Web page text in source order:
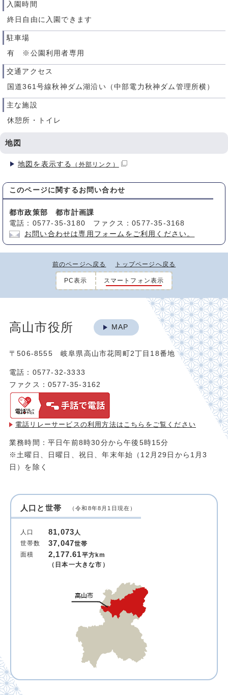
入園時間
終日自由に入園できます
駐車場
有 ※公園利用者専用
交通アクセス
国道361号線秋神ダム湖沿い（中部電力秋神ダム管理所横）
主な施設
休憩所・トイレ
地図
地図を表示する （外部リンク）
このページに関する お問い合わせ
都市政策部 都市計画課
電話：0577-35-3180 ファクス：0577-35-3168
お問い合わせは専用フォームをご利用ください。
前のページへ戻る トップページへ戻る
PC表示 スマートフォン表示
高山市役所 MAP
〒506-8555 岐阜県高山市花岡町2丁目18番地
電話：0577-32-3333
ファクス：0577-35-3162
電話リレーサービスの利用方法は こちらをご覧ください
業務時間：平日午前8時30分から午後5時15分
※土曜日、日曜日、祝日、年末年始（12月29日から1月3
日）を除く
人口と世帯 （令和8年8月1日現在）
人口 81,073人
世帯数
37,047世帯
面積
2,177.61平方km
（日本一大きな市）